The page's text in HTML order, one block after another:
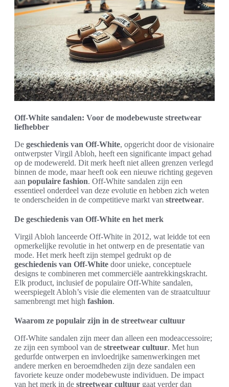
Off-White sandalen: Voor de modebewuste streetwear
liefhebber
De geschiedenis van Off-White, opgericht door de visionaire
ontwerpster Virgil Abloh, heeft een significante impact gehad
op de modewereld. Dit merk heeft niet alleen grenzen verlegd
binnen de mode, maar heeft ook een nieuwe richting gegeven
aan populaire fashion. Off-White sandalen zijn een
essentieel onderdeel van deze evolutie en hebben zich weten
te onderscheiden in de competitieve markt van streetwear.
De geschiedenis van Off-White en het merk
Virgil Abloh lanceerde Off-White in 2012, wat leidde tot een
opmerkelijke revolutie in het ontwerp en de presentatie van
mode. Het merk heeft zijn stempel gedrukt op de
geschiedenis van Off-White door unieke, conceptuele
designs te combineren met commerciële aantrekkingskracht.
Elk product, inclusief de populaire Off-White sandalen,
weerspiegelt Abloh’s visie die elementen van de straatcultuur
samenbrengt met high fashion.
Waarom ze populair zijn in de streetwear cultuur
Off-White sandalen zijn meer dan alleen een modeaccessoire;
ze zijn een symbool van de streetwear cultuur. Met hun
gedurfde ontwerpen en invloedrijke samenwerkingen met
andere merken en beroemdheden zijn deze sandalen een
favoriete keuze onder modebewuste individuen. De impact
van het merk in de streetwear cultuur gaat verder dan